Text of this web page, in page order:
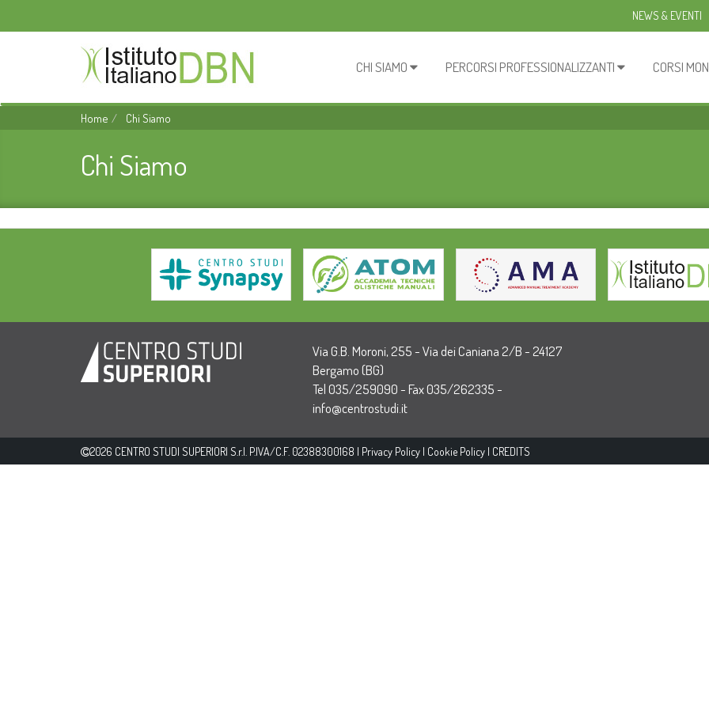
NEWS & EVENTI
CHI SIAMO PERCORSI PROFESSIONALIZZANTI CORSI
Home Chi Siamo
Chi Siamo
Via G.B. Moroni, 255 - Via dei Caniana 2/B - 24127
Bergamo (BG)
Tel 035/259090 - Fax 035/262335 -
info@centrostudi.it
2026 CENTRO STUDI SUPERIORI S.r.l. P.IVA/C.F. 02388300168 | Privacy Policy | Cookie Policy | CREDITS